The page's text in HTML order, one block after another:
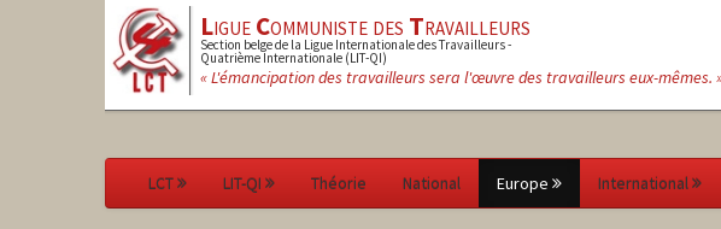
LigueCommuniste des Travailleurs
Section belge de la Ligue Internationale des Travailleurs -
Quatrième Internationale (LIT-QI)
« L'émancipation des travailleurs sera l'œuvre des travailleurs eux-mêmes.
LCT LIT-QI Théorie National Europe International